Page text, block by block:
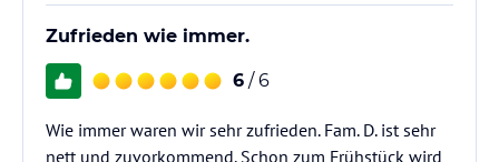
Zufrieden wie immer.
6 / 6
Wie immer waren wir sehr zufrieden. Fam. D. ist sehr
nett und zuvorkommend. Schon zum Frühstück wird